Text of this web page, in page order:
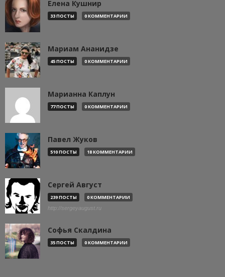
Елена Кушнир
33 ПОСТЫ 0 КОММЕНТАРИИ
Мариам Ананидзе
45 ПОСТЫ 0 КОММЕНТАРИИ
Марианна Каплун
77 ПОСТЫ 0 КОММЕНТАРИИ
Павел Жуков
510 ПОСТЫ 18 КОММЕНТАРИИ
Сергей Август
239 ПОСТЫ 0 КОММЕНТАРИИ
http://sergeyaugust.ru
Софья Скалдина
35 ПОСТЫ 0 КОММЕНТАРИИ